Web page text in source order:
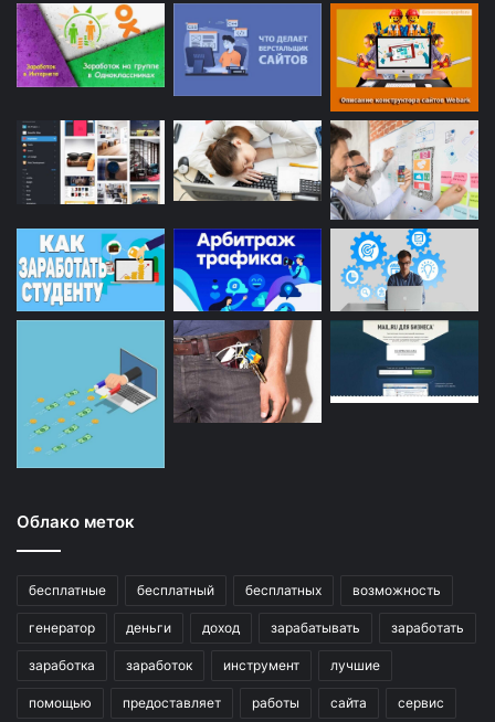
Облако меток
бесплатные бесплатный бесплатных возможность
генератор деньги доход зарабатывать заработать
заработка заработок инструмент лучшие
помощью предоставляет работы сайта сервис